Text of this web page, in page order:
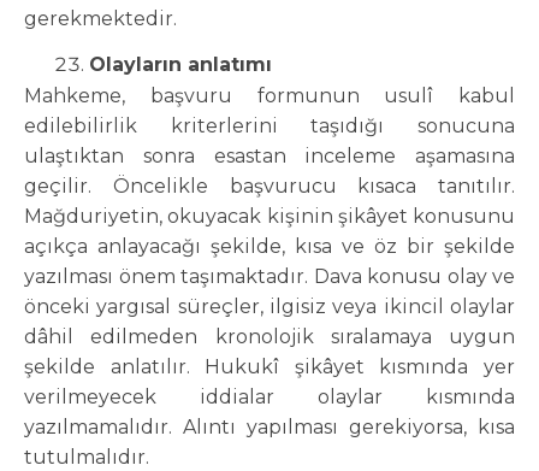
gerekmektedir.
Olayların anlatımı
Mahkeme, başvuru formunun usulî kabul
edilebilirlik kriterlerini taşıdığı sonucuna
ulaştıktan sonra esastan inceleme aşamasına
geçilir. Öncelikle başvurucu kısaca tanıtılır.
Mağduriyetin, okuyacak kişinin şikâyet konusunu
açıkça anlayacağı şekilde, kısa ve öz bir şekilde
yazılması önem taşımaktadır. Dava konusu olay ve
önceki yargısal süreçler, ilgisiz veya ikincil olaylar
dâhil edilmeden kronolojik sıralamaya uygun
şekilde anlatılır. Hukukî şikâyet kısmında yer
verilmeyecek iddialar olaylar kısmında
yazılmamalıdır. Alıntı yapılması gerekiyorsa, kısa
tutulmalıdır.